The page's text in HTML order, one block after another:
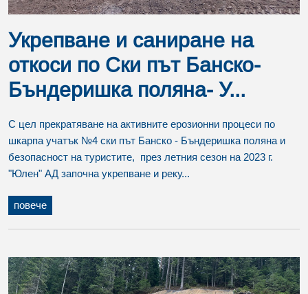
Укрепване и саниране на
откоси по Ски път Банско-
Бъндеришка поляна- У...
С цел прекратяване на активните ерозионни процеси по
шкарпа учатък №4 ски път Банско - Бъндеришка поляна и
безопасност на туристите, през летния сезон на 2023 г.
"Юлен" АД започна укрепване и реку...
повече